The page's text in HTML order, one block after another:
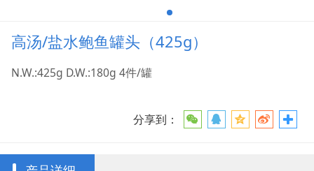
高汤/盐水鲍鱼罐头（425g）
N.W.:425g D.W.:180g 4件/罐
分享到：